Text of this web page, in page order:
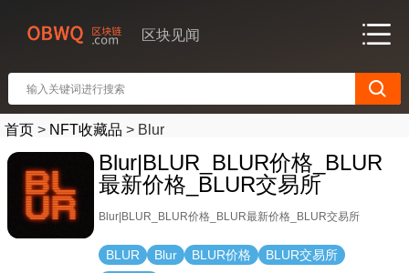
区块见闻
首页 > NFT收藏品 > Blur
Blur|BLUR_BLUR价格_BLUR
最新价格_BLUR交易所
Blur|BLUR_BLUR价格_BLUR最新价格_BLUR交易所
BLUR Blur BLUR价格
BLUR交易所